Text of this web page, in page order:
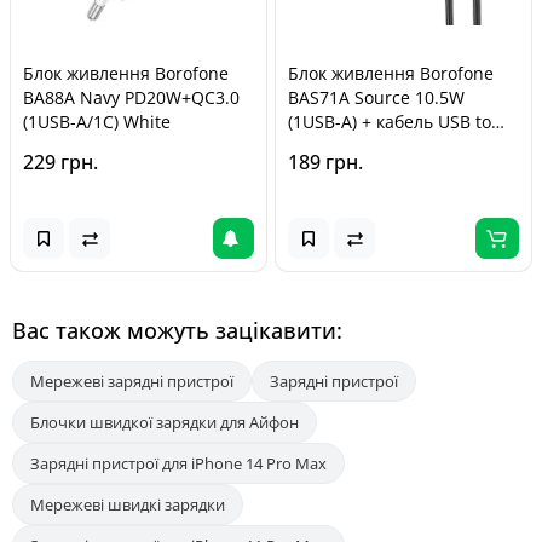
Блок живлення Borofone
BA88A Navy PD20W+QC3.0
(1USB-A/1C) White
229 грн.
Блок живлення Borofone
BAS71A Source 10.5W
(1USB-A) + кабель USB to
189 грн.
Вас також можуть зацікавити:
Мережеві зарядні пристрої
Зарядні пристрої
Блочки швидкої зарядки для Айфон
Зарядні пристрої для iPhone 14 Pro Max
Мережеві швидкі зарядки